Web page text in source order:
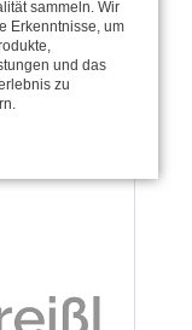
sammeln. Wir
Erkenntnisse, um
und das
zu